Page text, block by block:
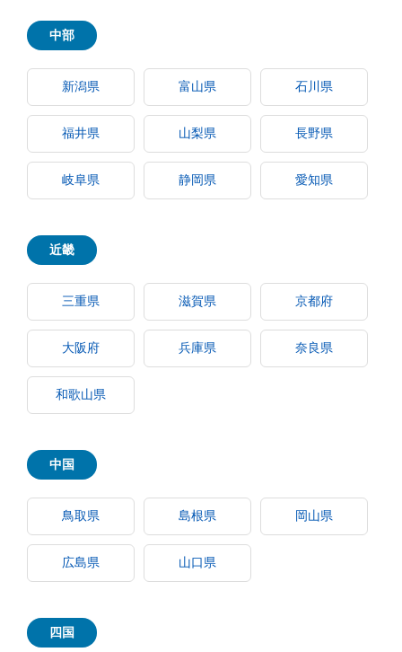
中部
新潟県 富山県 石川県
福井県 山梨県 長野県
岐阜県 静岡県 愛知県
近畿
三重県 滋賀県 京都府
大阪府 兵庫県 奈良県
和歌山県
中国
鳥取県 島根県 岡山県
広島県 山口県
四国